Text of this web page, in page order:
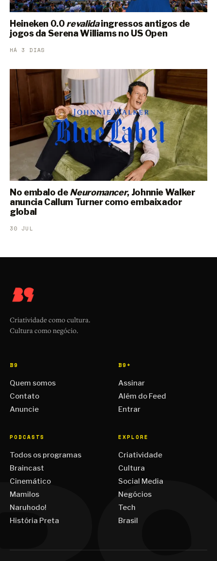
Heineken 0.0revalidaingressos antigos de
jogos da Serena Williams no US Open
HÁ 3 DIAS
No embalo deNeuromancer, Johnnie Walker
anuncia Callum Turner como embaixador
global
30 JUL
Criatividade como cultura.
Cultura como negócio.
B9
Quem somos
Contato
Anuncie
B9+
Assinar
Além do Feed
Entrar
PODCASTS
Todos os programas
Braincast
Cinemático
Mamilos
Naruhodo!
História Preta
EXPLORE
Criatividade
Cultura
Social Media
Negócios
Tech
Brasil